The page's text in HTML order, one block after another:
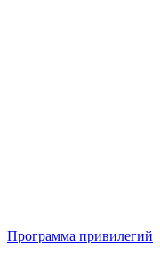
Программа привилегий